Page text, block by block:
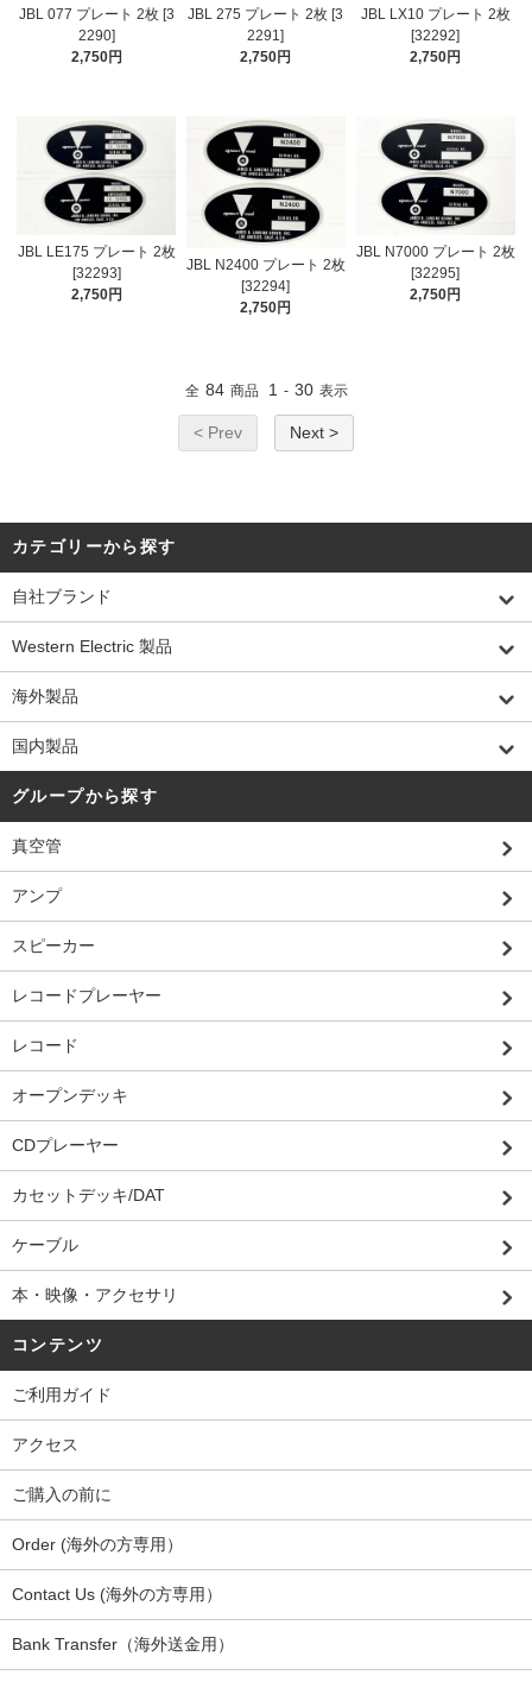
JBL 077 プレート 2枚 [3
2290]
2,750円
JBL 275 プレート 2枚 [3
2291]
2,750円
JBL LX10 プレート 2枚
[32292]
2,750円
JBL LE175 プレート 2枚
[32293]
2,750円
JBL N2400 プレート 2枚
[32294]
2,750円
JBL N7000 プレート 2枚
[32295]
2,750円
全 84 商品 1 - 30 表示
< Prev Next >
カテゴリーから探す
自社ブランド
Western Electric 製品
海外製品
国内製品
グループから探す
真空管
アンプ
スピーカー
レコードプレーヤー
レコード
オープンデッキ
CDプレーヤー
カセットデッキ/DAT
ケーブル
本・映像・アクセサリ
コンテンツ
ご利用ガイド
アクセス
ご購入の前に
Order (海外の方専用）
Contact Us (海外の方専用）
Bank Transfer（海外送金用）